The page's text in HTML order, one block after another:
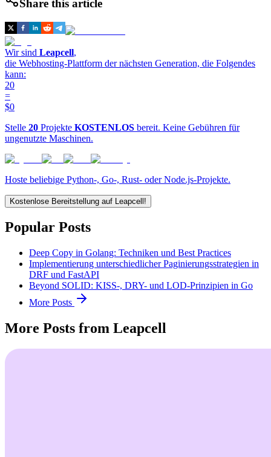
Share this article
Wir sind Leapcell,
die Webhosting-Plattform der nächsten Generation, die Folgendes
kann:
20
=
$0
Stelle 20 Projekte KOSTENLOS bereit. Keine Gebühren für
ungenutzte Maschinen.
Hoste beliebige Python-, Go-, Rust- oder Node.js-Projekte.
Kostenlose Bereitstellung auf Leapcell!
Popular Posts
Deep Copy in Golang: Techniken und Best Practices
Implementierung unterschiedlicher Paginierungsstrategien in
DRF und FastAPI
Beyond SOLID: KISS-, DRY- und LOD-Prinzipien in Go
More Posts
More Posts from Leapcell